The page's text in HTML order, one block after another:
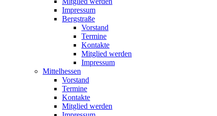
Impressum
Bergstraße
Vorstand
Termine
Kontakte
Mitglied werden
Impressum
Mittelhessen
Vorstand
Termine
Kontakte
Mitglied werden